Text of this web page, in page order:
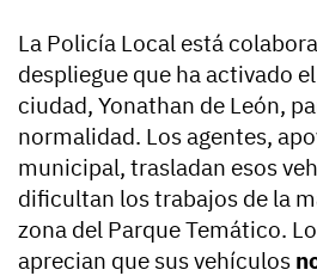
La Policía Local está
despliegue que ha activado
ciudad, Yonathan de León,
normalidad. Los agentes,
municipal, trasladan esos
dificultan los trabajos de la
zona del Parque Temático.
aprecian que sus vehículos